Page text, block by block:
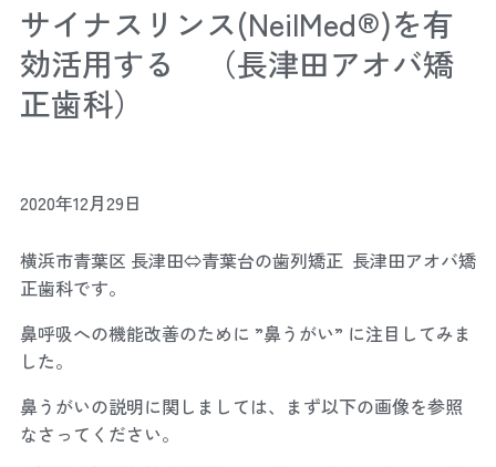
サイナスリンス(NeilMed®)を有
効活用する （長津田アオバ矯
正歯科）
2020年12月29日
横浜市青葉区 長津田⇔青葉台の歯列矯正 長津田アオバ矯
正歯科です。
鼻呼吸への機能改善のために ”鼻うがい” に注目してみま
した。
鼻うがいの説明に関しましては、まず以下の画像を参照
なさってください。